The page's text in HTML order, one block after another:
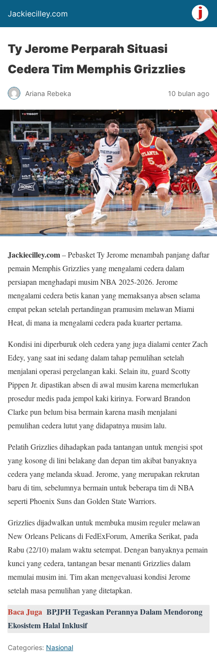
Jackiecilley.com
Ty Jerome Perparah Situasi
Cedera Tim Memphis Grizzlies
Ariana Rebeka 10 bulan ago
Jackiecilley.com– Pebasket Ty Jerome menambah panjang daftar
pemain Memphis Grizzlies yang mengalami cedera dalam
persiapan menghadapi musim NBA 2025-2026. Jerome
mengalami cedera betis kanan yang memaksanya absen selama
empat pekan setelah pertandingan pramusim melawan Miami
Heat, di mana ia mengalami cedera pada kuarter pertama.
Kondisi ini diperburuk oleh cedera yang juga dialami center Zach
Edey, yang saat ini sedang dalam tahap pemulihan setelah
menjalani operasi pergelangan kaki. Selain itu, guard Scotty
Pippen Jr. dipastikan absen di awal musim karena memerlukan
prosedur medis pada jempol kaki kirinya. Forward Brandon
Clarke pun belum bisa bermain karena masih menjalani
pemulihan cedera lutut yang didapatnya musim lalu.
Pelatih Grizzlies dihadapkan pada tantangan untuk mengisi spot
yang kosong di lini belakang dan depan tim akibat banyaknya
cedera yang melanda skuad. Jerome, yang merupakan rekrutan
baru di tim, sebelumnya bermain untuk beberapa tim di NBA
seperti Phoenix Suns dan Golden State Warriors.
Grizzlies dijadwalkan untuk membuka musim reguler melawan
New Orleans Pelicans di FedExForum, Amerika Serikat, pada
Rabu (22/10) malam waktu setempat. Dengan banyaknya pemain
kunci yang cedera, tantangan besar menanti Grizzlies dalam
memulai musim ini. Tim akan mengevaluasi kondisi Jerome
setelah masa pemulihan yang ditetapkan.
Baca Juga BPJPH Tegaskan Perannya Dalam Mendorong
Ekosistem Halal Inklusif
Categories: Nasional